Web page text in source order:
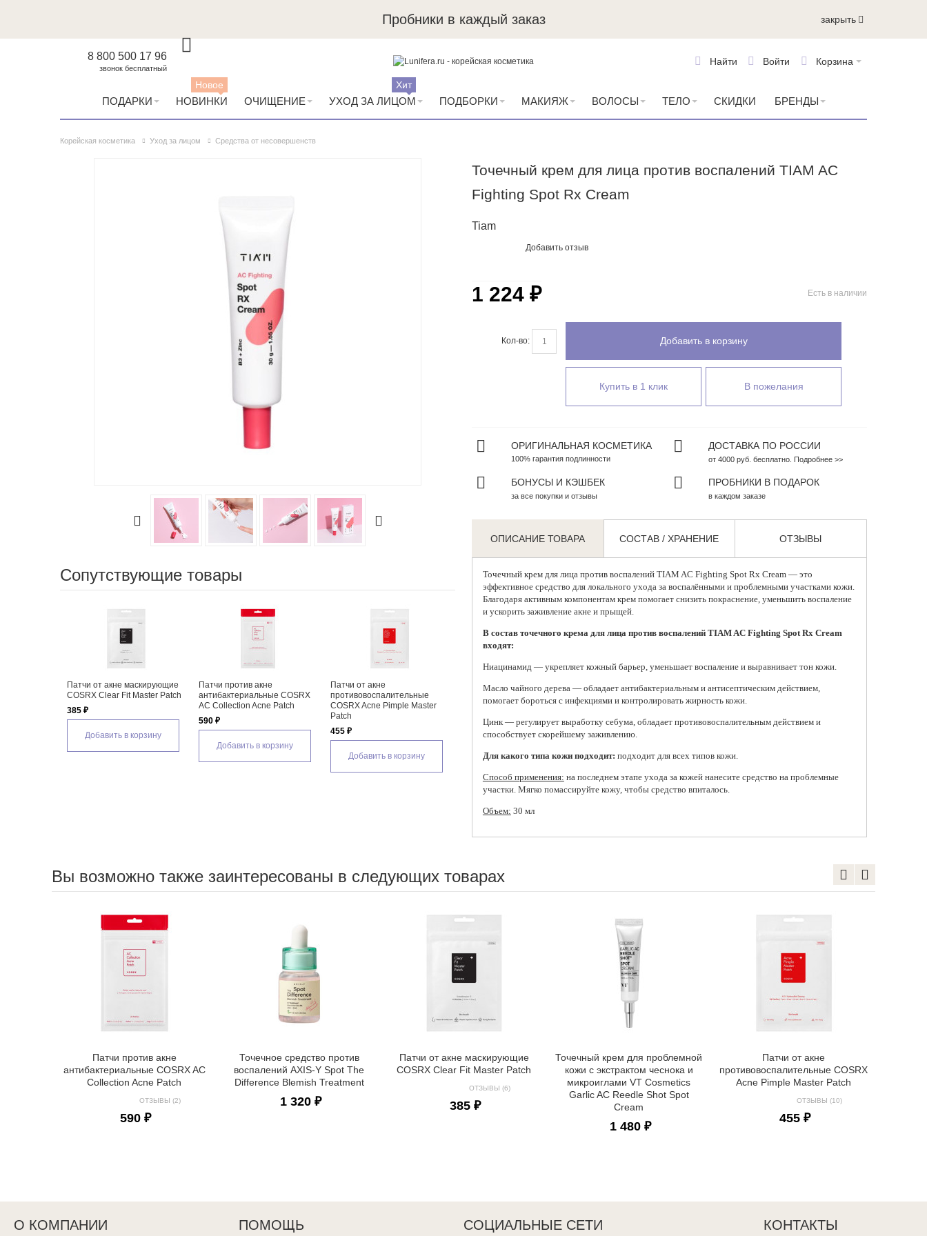
Пробники в каждый заказ закрыть
8 800 500 17 96
звонок бесплатный
Корзина
Войти
Найти
ПОДАРКИ НОВИНКИ
Новое
ОЧИЩЕНИЕ УХОД ЗА ЛИЦОМ
Хит
ПОДБОРКИ МАКИЯЖ ВОЛОСЫ ТЕЛО СКИДКИ БРЕНДЫ
Корейская косметика Уход за лицом Средства от несовершенств
Точечный крем для лица против воспалений TIAM AC
Fighting Spot Rx Cream
Tiam
Добавить отзыв
Сопутствующие товары
Патчи от акне маскирующие
COSRX Clear Fit Master Patch
385 ₽
Добавить в корзину
Патчи против акне
антибактериальные COSRX
AC Collection Acne Patch
590 ₽
Добавить в корзину
Патчи от акне
противовоспалительные
COSRX Acne Pimple Master
Patch
455 ₽
Добавить в корзину
Есть в наличии
1 224 ₽
Кол-во: Добавить в корзину
Купить в 1 клик В пожелания
ОРИГИНАЛЬНАЯ КОСМЕТИКА
100% гарантия подлинности
ДОСТАВКА ПО РОССИИ
от 4000 руб. бесплатно. Подробнее >>
БОНУСЫ И КЭШБЕК
за все покупки и отзывы
ПРОБНИКИ В ПОДАРОК
в каждом заказе
ОПИСАНИЕ ТОВАРА СОСТАВ / ХРАНЕНИЕ ОТЗЫВЫ
Точечный крем для лица против воспалений TIAM AC Fighting Spot Rx Cream — это
эффективное средство для локального ухода за воспалёнными и проблемными участками кожи.
Благодаря активным компонентам крем помогает снизить покраснение, уменьшить воспаление
и ускорить заживление акне и прыщей.
В состав точечного крема для лица против воспалений TIAM AC Fighting Spot Rx Cream
входят:
Ниацинамид — укрепляет кожный барьер, уменьшает воспаление и выравнивает тон кожи.
Масло чайного дерева — обладает антибактериальным и антисептическим действием,
помогает бороться с инфекциями и контролировать жирность кожи.
Цинк — регулирует выработку себума, обладает противовоспалительным действием и
способствует скорейшему заживлению.
Для какого типа кожи подходит: подходит для всех типов кожи.
Способ применения: на последнем этапе ухода за кожей нанесите средство на проблемные
участки. Мягко помассируйте кожу, чтобы средство впиталось.
Объем: 30 мл
Вы возможно также заинтересованы в следующих товарах
Патчи против акне
антибактериальные COSRX AC
Collection Acne Patch
ОТЗЫВЫ (2)
590 ₽
Точечное средство против
воспалений AXIS-Y Spot The
Difference Blemish Treatment
1 320 ₽
Патчи от акне маскирующие
COSRX Clear Fit Master Patch
ОТЗЫВЫ (6)
385 ₽
Точечный крем для проблемной
кожи с экстрактом чеснока и
микроиглами VT Cosmetics
Garlic AC Reedle Shot Spot
Cream
1 480 ₽
Патчи от акне
противовоспалительные COSRX
Acne Pimple Master Patch
ОТЗЫВЫ (10)
455 ₽
О КОМПАНИИ ПОМОЩЬ СОЦИАЛЬНЫЕ СЕТИ КОНТАКТЫ